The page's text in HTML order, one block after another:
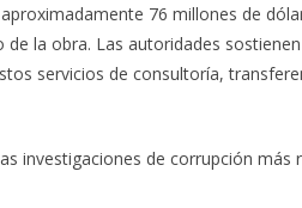
76 millones de
la obra. Las autoridades
servicios de consultoría,
investigaciones de corrupción más